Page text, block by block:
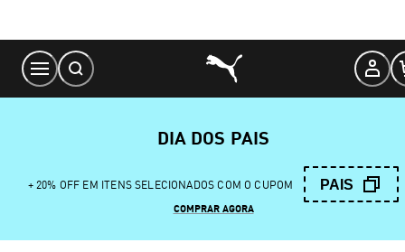
Content
DIA DOS PAIS
+ 20% OFF EM ITENS SELECIONADOS COM O CUPOM PAIS
COMPRAR AGORA